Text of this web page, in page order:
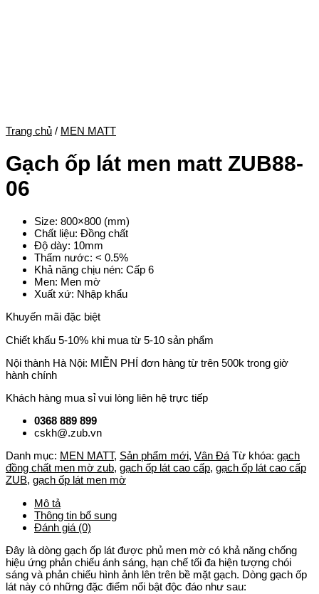
Trang chủ / MEN MATT
Gạch ốp lát men matt ZUB88-
06
Size: 800×800 (mm)
Chất liệu: Đồng chất
Độ dày: 10mm
Thấm nước: < 0.5%
Khả năng chịu nén: Cấp 6
Men: Men mờ
Xuất xứ: Nhập khẩu
Khuyến mãi đặc biệt
Chiết khấu 5-10% khi mua từ 5-10 sản phẩm
Nội thành Hà Nội: MIỄN PHÍ đơn hàng từ trên 500k trong giờ
hành chính
Khách hàng mua sỉ vui lòng liên hệ trực tiếp
0368 889 899
cskh@.zub.vn
Danh mục: MEN MATT, Sản phẩm mới, Vân Đá Từ khóa: gạch
đồng chất men mờ zub, gạch ốp lát cao cấp, gạch ốp lát cao cấp
ZUB, gạch ốp lát men mờ
Mô tả
Thông tin bổ sung
Đánh giá (0)
Đây là dòng gạch ốp lát được phủ men mờ có khả năng chống
hiệu ứng phản chiếu ánh sáng, hạn chế tối đa hiện tượng chói
sáng và phản chiếu hình ảnh lên trên bề mặt gạch. Dòng gạch ốp
lát này có những đặc điểm nổi bật độc đáo như sau: